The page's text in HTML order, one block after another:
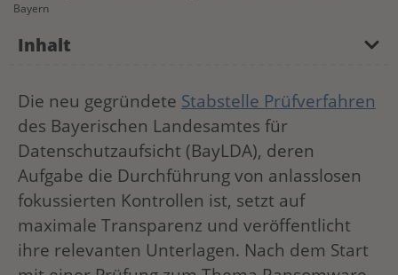
Bayern
Inhalt
Die neu gegründete Stabstelle Prüfverfahren
des Bayerischen Landesamtes für
Datenschutzaufsicht (BayLDA), deren
Aufgabe die Durchführung von anlasslosen
fokussierten Kontrollen ist, setzt auf
maximale Transparenz und veröffentlicht
ihre relevanten Unterlagen. Nach dem Start